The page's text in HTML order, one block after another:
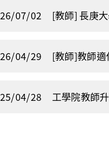
07/02 [教師] 長庚
04/29 [教師]教師
04/28 工學院教師